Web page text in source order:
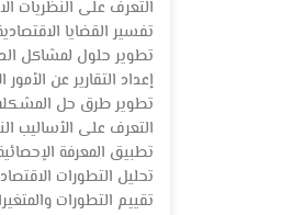
التعرف على النظريات
تفسير القضايا
تطوير حلول لمشاكل
إعداد التقارير عن الأمور
تطوير طرق حل
التعرف على الأساليب
تطبيق المعرفة
تحليل التطورات
تقييم التطورات